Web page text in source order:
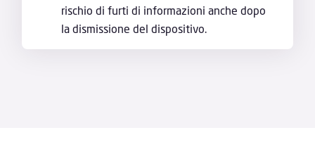
rischio di furti di informazioni anche dopo
la dismissione del dispositivo.